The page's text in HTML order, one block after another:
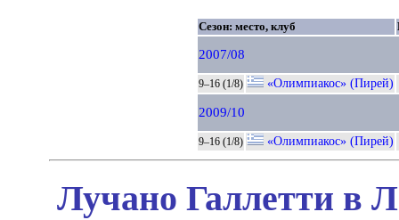
Сезон: место, клуб
2007/08
9–16 (1/8) «Олимпиакос» (Пирей)
2009/10
9–16 (1/8) «Олимпиакос» (Пирей)
Лучано Галлетти в